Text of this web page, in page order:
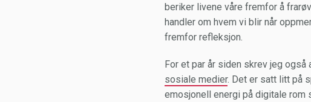
beriker livene våre fremfor å
handler om hvem vi blir når
fremfor refleksjon.
For et par år siden skrev jeg også
sosiale medier. Det er satt litt på
emosjonell energi på digitale rom